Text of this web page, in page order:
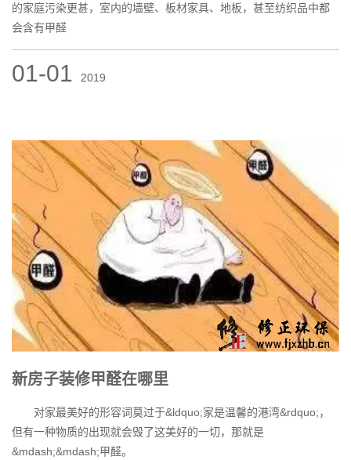
的家庭污染更甚，室内的墙壁、板材家具、地板，甚至纺织品中都
会含有甲醛
01-01 2019
新房子装修甲醛在哪里
对家最美好的形容词莫过于&ldquo;家是温馨的港湾&rdquo;，
但有一种物质的出现就会毁了这美好的一切，那就是
&mdash;&mdash;甲醛。